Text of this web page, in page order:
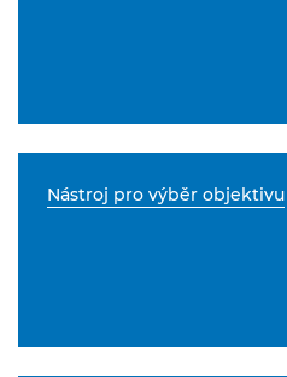
Nástroj pro výběr objektivu